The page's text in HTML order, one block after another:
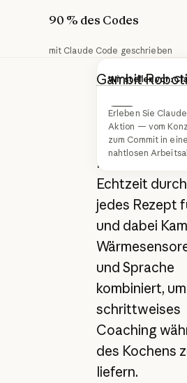
90 % des Codes
mit Claude Code geschrieben
Wir stellen vor:
Next
Erleben Sie
Aktion — vom
zum Commit in
nahtlosen
Gambit
ein KI-
zu betreiben,
Hobbyköche in
Echtzeit durch
jedes Rezept
und dabei
und Sprache
kombiniert, um
schrittweises
Coaching
des Kochens
liefern.